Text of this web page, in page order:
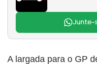
Junte-
A largada para o GP